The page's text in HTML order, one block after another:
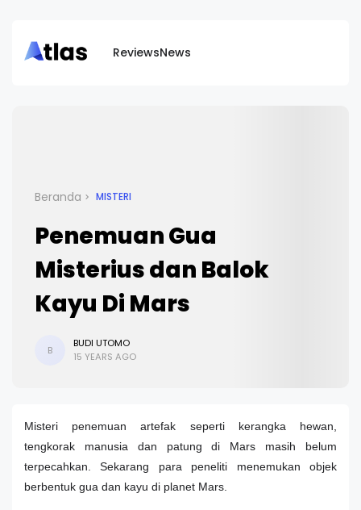
ReviewsNews
Beranda MISTERI
Penemuan Gua
Misterius dan Balok
Kayu Di Mars
B
BUDI UTOMO
15 YEARS AGO
Misteri penemuan artefak seperti kerangka hewan,
tengkorak manusia dan patung di Mars masih belum
terpecahkan. Sekarang para peneliti menemukan objek
berbentuk gua dan kayu di planet Mars.